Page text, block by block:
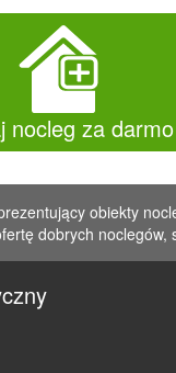
nocleg za darmo
obiekty
dobrych